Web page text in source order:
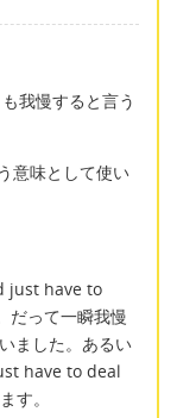
我慢すると言う
意味として使い
just have to
って一瞬我慢
ました。あるい
have to deal
す。